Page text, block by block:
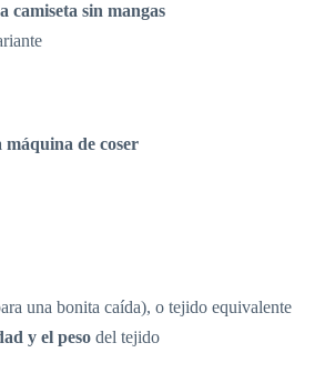
camiseta sin mangas
máquina de coser
una bonita caída), o tejido equivalente
y el peso del tejido